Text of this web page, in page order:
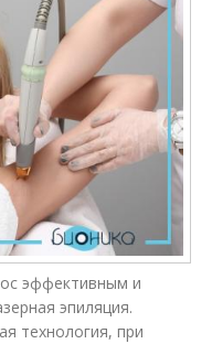
эффективным и
эпиляция.
технология, при